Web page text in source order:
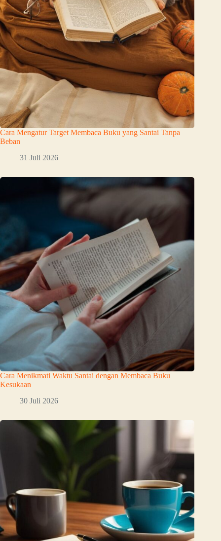
Cara Mengatur Target Membaca Buku yang Santai Tanpa
Beban
31 Juli 2026
Cara Menikmati Waktu Santai dengan Membaca Buku
Kesukaan
30 Juli 2026